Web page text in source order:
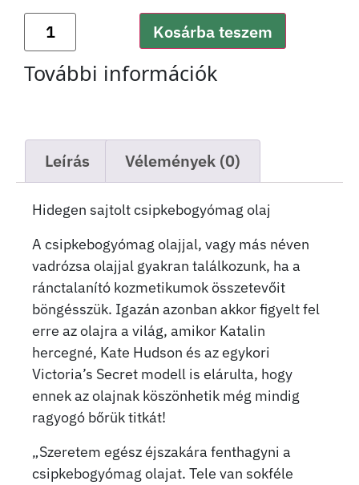
Kosárba teszem
További információk
Leírás Vélemények (0)
Hidegen sajtolt csipkebogyómag olaj
A csipkebogyómag olajjal, vagy más néven
vadrózsa olajjal gyakran találkozunk, ha a
ránctalanító kozmetikumok összetevőit
böngésszük. Igazán azonban akkor figyelt fel
erre az olajra a világ, amikor Katalin
hercegné, Kate Hudson és az egykori
Victoria’s Secret modell is elárulta, hogy
ennek az olajnak köszönhetik még mindig
ragyogó bőrük titkát!
„Szeretem egész éjszakára fenthagyni a
csipkebogyómag olajat. Tele van sokféle